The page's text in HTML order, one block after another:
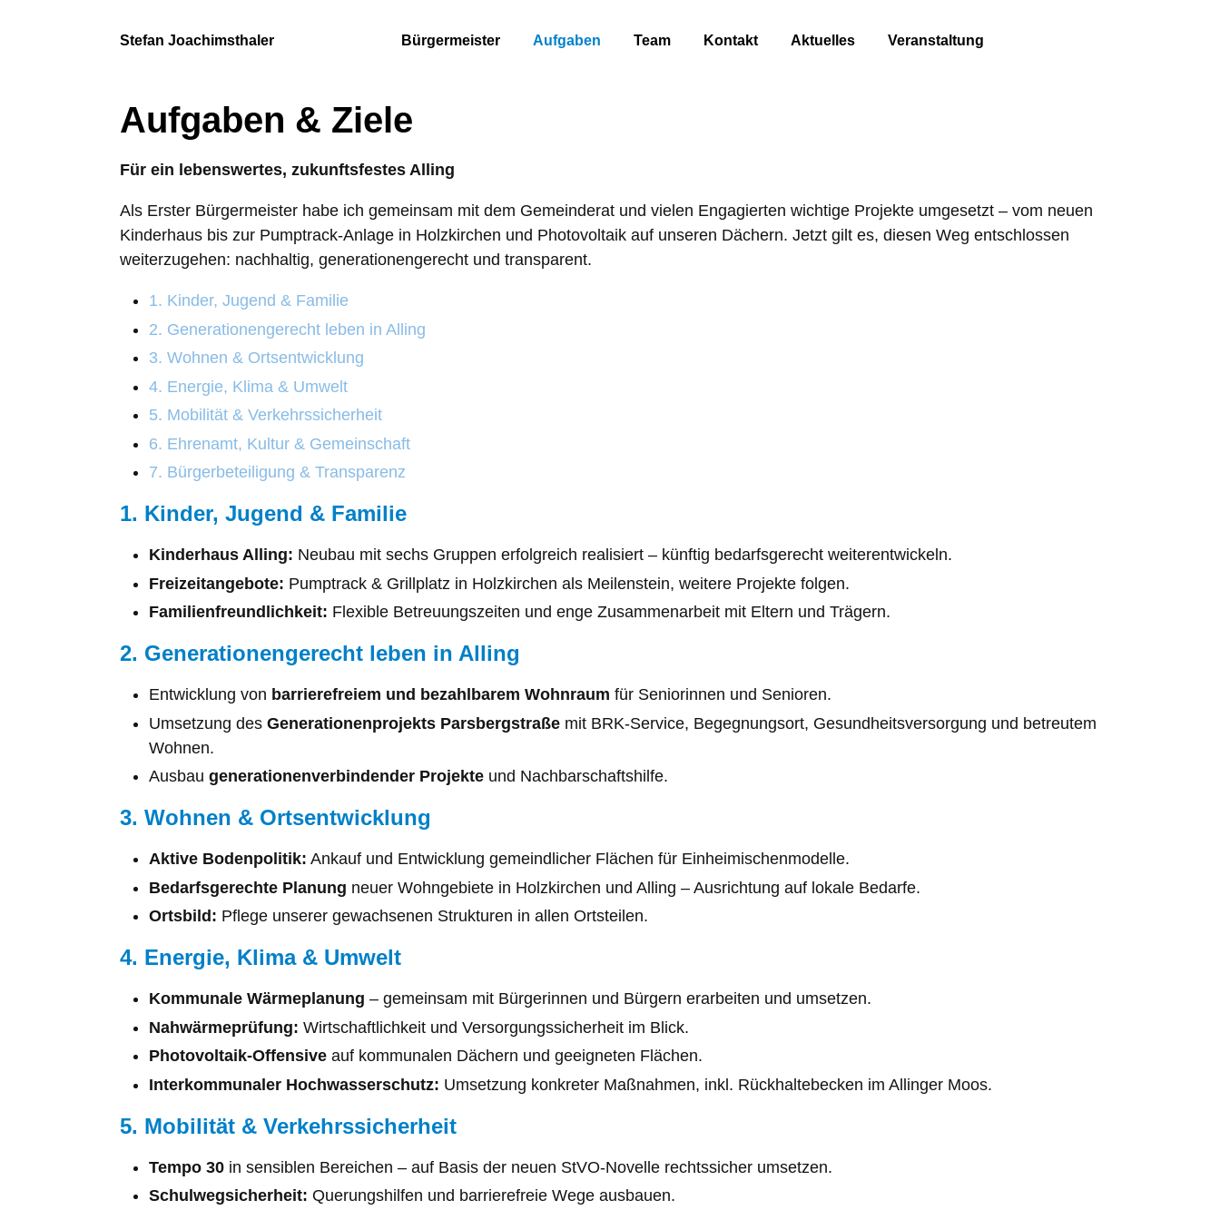
Stefan Joachimsthaler Bürgermeister Aufgaben Team Kontakt Aktuelles Veranstaltung
Aufgaben & Ziele
Für ein lebenswertes, zukunftsfestes Alling
Als Erster Bürgermeister habe ich gemeinsam mit dem Gemeinderat und vielen Engagierten wichtige Projekte umgesetzt – vom neuen
Kinderhaus bis zur Pumptrack-Anlage in Holzkirchen und Photovoltaik auf unseren Dächern. Jetzt gilt es, diesen Weg entschlossen
weiterzugehen: nachhaltig, generationengerecht und transparent.
1. Kinder, Jugend & Familie
2. Generationengerecht leben in Alling
3. Wohnen & Ortsentwicklung
4. Energie, Klima & Umwelt
5. Mobilität & Verkehrssicherheit
6. Ehrenamt, Kultur & Gemeinschaft
7. Bürgerbeteiligung & Transparenz
1. Kinder, Jugend & Familie
Kinderhaus Alling: Neubau mit sechs Gruppen erfolgreich realisiert – künftig bedarfsgerecht weiterentwickeln.
Freizeitangebote: Pumptrack & Grillplatz in Holzkirchen als Meilenstein, weitere Projekte folgen.
Familienfreundlichkeit: Flexible Betreuungszeiten und enge Zusammenarbeit mit Eltern und Trägern.
2. Generationengerecht leben in Alling
Entwicklung von barrierefreiem und bezahlbarem Wohnraum für Seniorinnen und Senioren.
Umsetzung desGenerationenprojekts Parsbergstraße mit BRK-Service, Begegnungsort, Gesundheitsversorgung und betreutem
Wohnen.
Ausbaugenerationenverbindender Projekte und Nachbarschaftshilfe.
3. Wohnen & Ortsentwicklung
Aktive Bodenpolitik: Ankauf und Entwicklung gemeindlicher Flächen für Einheimischenmodelle.
Bedarfsgerechte Planung neuer Wohngebiete in Holzkirchen und Alling – Ausrichtung auf lokale Bedarfe.
Ortsbild: Pflege unserer gewachsenen Strukturen in allen Ortsteilen.
4. Energie, Klima & Umwelt
Kommunale Wärmeplanung – gemeinsam mit Bürgerinnen und Bürgern erarbeiten und umsetzen.
Nahwärmeprüfung: Wirtschaftlichkeit und Versorgungssicherheit im Blick.
Photovoltaik-Offensive auf kommunalen Dächern und geeigneten Flächen.
Interkommunaler Hochwasserschutz: Umsetzung konkreter Maßnahmen, inkl. Rückhaltebecken im Allinger Moos.
5. Mobilität & Verkehrssicherheit
Tempo 30 in sensiblen Bereichen – auf Basis der neuen StVO-Novelle rechtssicher umsetzen.
Schulwegsicherheit: Querungshilfen und barrierefreie Wege ausbauen.